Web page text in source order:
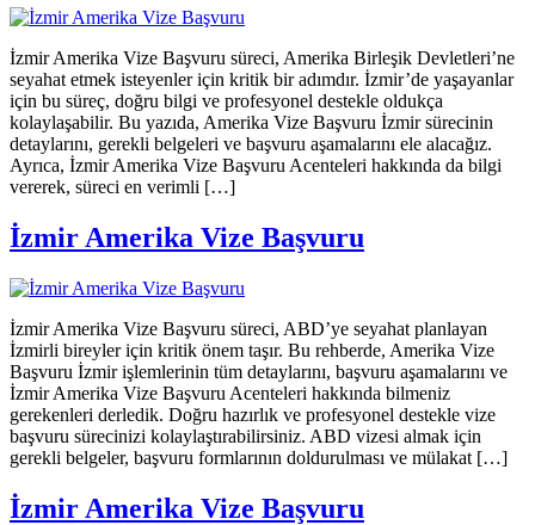
İzmir Amerika Vize Başvuru süreci, Amerika Birleşik Devletleri’ne
seyahat etmek isteyenler için kritik bir adımdır. İzmir’de yaşayanlar
için bu süreç, doğru bilgi ve profesyonel destekle oldukça
kolaylaşabilir. Bu yazıda, Amerika Vize Başvuru İzmir sürecinin
detaylarını, gerekli belgeleri ve başvuru aşamalarını ele alacağız.
Ayrıca, İzmir Amerika Vize Başvuru Acenteleri hakkında da bilgi
vererek, süreci en verimli […]
İzmir Amerika Vize Başvuru
İzmir Amerika Vize Başvuru süreci, ABD’ye seyahat planlayan
İzmirli bireyler için kritik önem taşır. Bu rehberde, Amerika Vize
Başvuru İzmir işlemlerinin tüm detaylarını, başvuru aşamalarını ve
İzmir Amerika Vize Başvuru Acenteleri hakkında bilmeniz
gerekenleri derledik. Doğru hazırlık ve profesyonel destekle vize
başvuru sürecinizi kolaylaştırabilirsiniz. ABD vizesi almak için
gerekli belgeler, başvuru formlarının doldurulması ve mülakat […]
İzmir Amerika Vize Başvuru